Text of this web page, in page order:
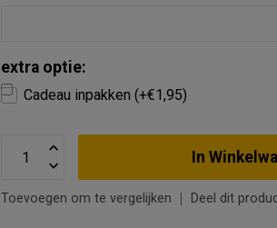
extra optie:
Cadeau inpakken (+€1,95)
In
Toevoegen om te vergelijken Deel dit